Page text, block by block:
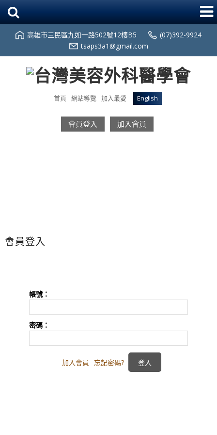
高雄市三民區九如一路502號12樓B5
(07)392-9924
tsaps3a1@gmail.com
首頁 網站導覽 加入最愛 English
會員登入 加入會員
會員登入
帳號：
密碼：
加入會員 忘記密碼?